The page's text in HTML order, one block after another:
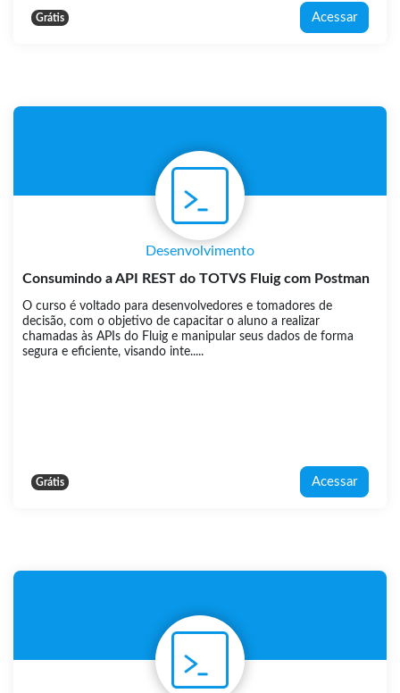
Grátis Acessar
Desenvolvimento
Consumindo a API REST do TOTVS Fluig com Postman
O curso é voltado para desenvolvedores e tomadores de
decisão, com o objetivo de capacitar o aluno a realizar
chamadas às APIs do Fluig e manipular seus dados de forma
segura e eficiente, visando inte.....
Grátis Acessar